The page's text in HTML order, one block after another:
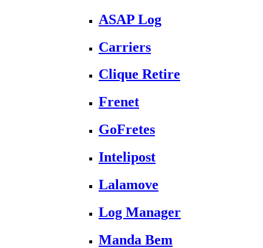
ASAP Log
Carriers
Clique Retire
Frenet
GoFretes
Intelipost
Lalamove
Log Manager
Manda Bem